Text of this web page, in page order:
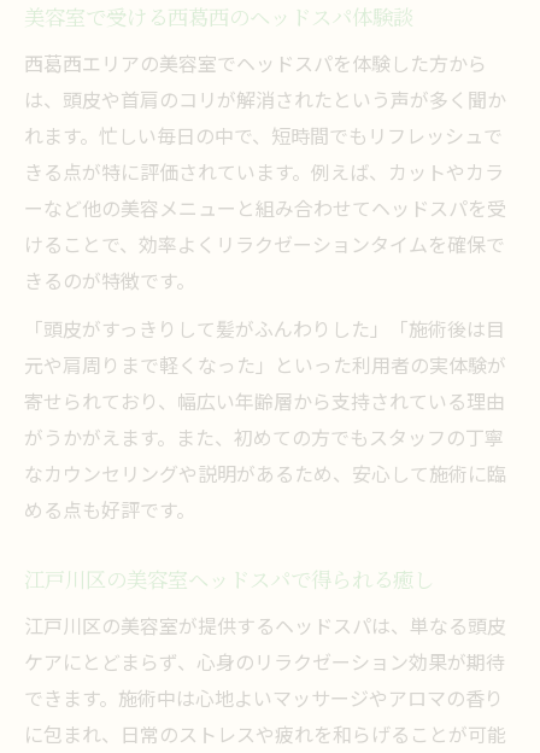
美容室ヘッドスパは頭皮ケアに最適な理由
頭皮トラブル対策に美容室のヘッドスパが
有効
美容室ヘッドスパで得る健康的な頭皮環境
専門店との違いを知る美容室の頭皮ケア体
美容室で安心して受ける頭皮リフレッシュ
美容室のヘッドスパとマッサージの違いと
は
頭皮ケア重視かリラクゼーション重視か選
ぶコツ
果
西葛西周辺で比較したいヘッドスパとマッ
サージ
美容室ヘッドスパと専門店の癒しの違いを
解説
美容室で受ける西葛西のヘッドスパ体験談
西葛西エリアの美容室でヘッドスパを体験した方から
は、頭皮や首肩のコリが解消されたという声が多く聞か
れます。忙しい毎日の中で、短時間でもリフレッシュで
きる点が特に評価されています。例えば、カットやカラ
ーなど他の美容メニューと組み合わせてヘッドスパを受
けることで、効率よくリラクゼーションタイムを確保で
きるのが特徴です。
「頭皮がすっきりして髪がふんわりした」「施術後は目
元や肩周りまで軽くなった」といった利用者の実体験が
寄せられており、幅広い年齢層から支持されている理由
がうかがえます。また、初めての方でもスタッフの丁寧
なカウンセリングや説明があるため、安心して施術に臨
める点も好評です。
江戸川区の美容室ヘッドスパで得られる癒し
江戸川区の美容室が提供するヘッドスパは、単なる頭皮
ケアにとどまらず、心身のリラクゼーション効果が期待
できます。施術中は心地よいマッサージやアロマの香り
に包まれ、日常のストレスや疲れを和らげることが可能